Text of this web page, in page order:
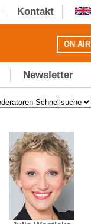
Kontakt
ON AIR
Newsletter